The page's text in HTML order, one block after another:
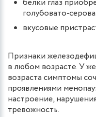
белки глаз
голубовато-
вкусовые
Признаки
в любом возрасте. У
возраста симптомы
проявлениями
настроение,
тревожность.